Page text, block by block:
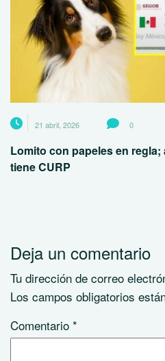
21 abril, 2026 0
Lomito con papeles en
tiene CURP
Deja un comentario
Tu dirección de correo
Los campos obligatorios
Comentario *